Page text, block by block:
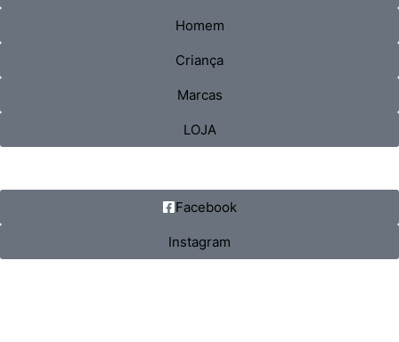
Homem
Criança
Marcas
LOJA
Facebook
Instagram